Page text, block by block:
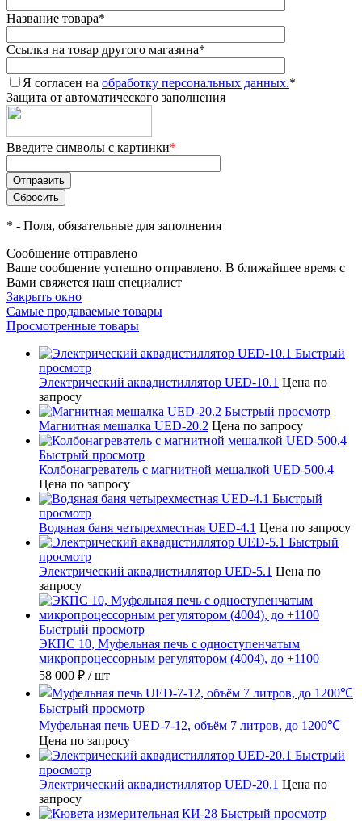
Название товара*
Ссылка на товар другого магазина*
Я согласен на обработку персональных данных.*
Защита от автоматического заполнения
Введите символы с картинки*
* - Поля, обязательные для заполнения
Сообщение отправлено
Ваше сообщение успешно отправлено. В ближайшее время с
Вами свяжется наш специалист
Закрыть окно
Самые продаваемые товары
Просмотренные товары
Быстрый
просмотр
Электрический аквадистиллятор UED-10.1 Цена по
запросу
Быстрый просмотр
Магнитная мешалка UED-20.2 Цена по запросу
Быстрый просмотр
Колбонагреватель с магнитной мешалкой UED-500.4
Цена по запросу
Быстрый
просмотр
Водяная баня четырехместная UED-4.1 Цена по запросу
Быстрый
просмотр
Электрический аквадистиллятор UED-5.1 Цена по
запросу
Быстрый просмотр
ЭКПС 10, Муфельная печь с одноступенчатым
микропроцессорным регулятором (4004), до +1100
58 000 ₽ / шт
Быстрый просмотр
Муфельная печь UED-7-12, объём 7 литров, до 1200℃
Цена по запросу
Быстрый
просмотр
Электрический аквадистиллятор UED-20.1 Цена по
запросу
Быстрый просмотр